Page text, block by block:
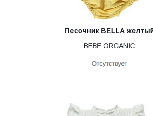
Песочник BELLA
BEBE ORGANIC